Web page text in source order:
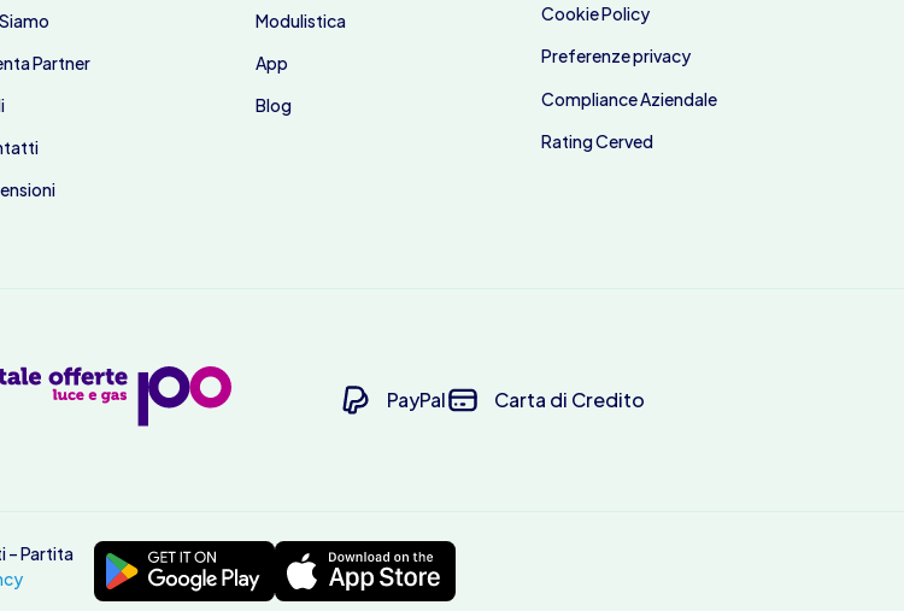
Partner
Modulistica
App
Blog
Cookie Policy
Preferenze privacy
Compliance Aziendale
Rating Cerved
PayPal Carta di Credito
– Partita